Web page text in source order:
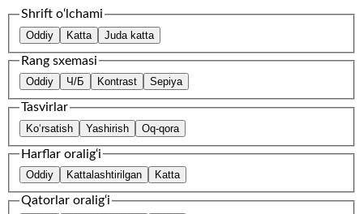
Shrift o‘lchami
Oddiy Katta Juda katta
Rang sxemasi
Oddiy Ч/Б Kontrast Sepiya
Tasvirlar
Ko‘rsatish Yashirish Oq-qora
Harflar oralig‘i
Oddiy Kattalashtirilgan Katta
Qatorlar oralig‘i